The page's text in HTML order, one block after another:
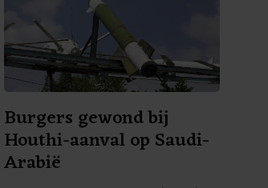
Burgers gewond bij
Houthi-aanval op Saudi-
Arabië